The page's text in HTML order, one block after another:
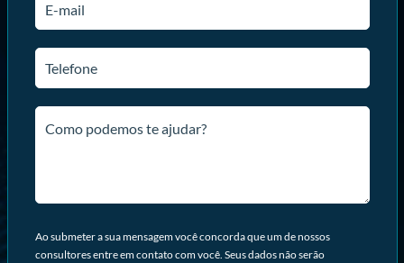
Ao submeter a sua mensagem você concorda que um de nossos
consultores entre em contato com você. Seus dados não serão